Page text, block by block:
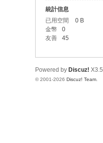
統計信息
已用空間
0 B
金幣
0
友善
45
Powered by Discuz! X3.5
© 2001-2026 Discuz! Team